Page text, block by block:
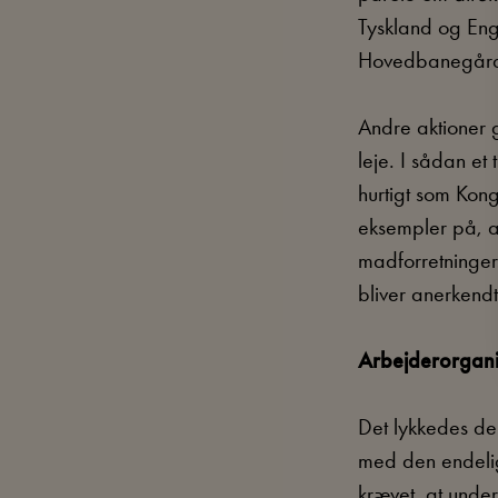
Tyskland og
Andre aktioner
leje. I sådan et
hurtigt som
eksempler på,
bliver
Det lykkedes
med den